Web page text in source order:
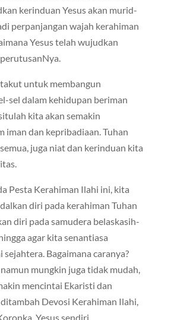
kerinduan Yesus akan murid-
perpanjangan wajah kerahiman
Yesus telah wujudkan
untuk membangun
sel dalam kehidupan beriman
kita akan semakin
iman dan kepribadiaan. Tuhan
juga niat dan kerinduan kita
Kerahiman Ilahi ini, kita
diri pada kerahiman Tuhan
diri pada samudera belaskasih-
agar kita senantiasa
sejahtera. Bagaimana caranya?
mungkin juga tidak mudah,
mencintai Ekaristi dan
Devosi Kerahiman Ilahi,
Yesus sendiri